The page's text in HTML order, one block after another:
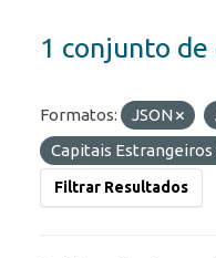
1 conjunto
Formatos: JSON
Capitais Estrangeiros
Filtrar Resultados